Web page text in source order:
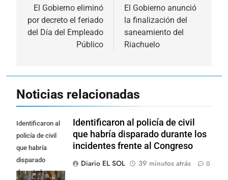
de
entradas
El Gobierno eliminó
por decreto el feriado
del Día del Empleado
Público
El Gobierno anunció
la finalización del
saneamiento del
Riachuelo
Noticias relacionadas
Identificaron al
policía de civil
que habría
disparado
durante los
Identificaron al policía de civil
que habría disparado durante los
incidentes frente al Congreso
Diario EL SOL
39 minutos atrás 0